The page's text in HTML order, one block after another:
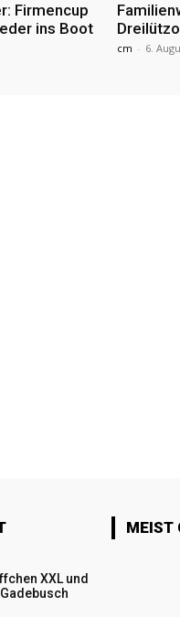
Firmencup
ins Boot
cm - 6.
XXL und
MEIST